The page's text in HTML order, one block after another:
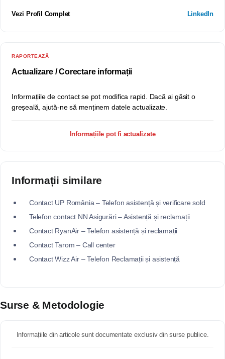
Vezi Profil Complet LinkedIn
RAPORTEAZĂ
Actualizare / Corectare informații
Informațiile de contact se pot modifica rapid. Dacă ai găsit o
greșeală, ajută-ne să menținem datele actualizate.
Informațiile pot fi actualizate
Informații similare
Contact UP România – Telefon asistență și verificare sold
Telefon contact NN Asigurări – Asistență și reclamații
Contact RyanAir – Telefon asistență și reclamații
Contact Tarom – Call center
Contact Wizz Air – Telefon Reclamații și asistență
Surse & Metodologie
Informațiile din articole sunt documentate exclusiv din surse publice.